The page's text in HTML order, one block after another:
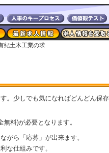
紀土木工業の求
。少しでも気になればどんどん保
料)が必要となります。
がら「応募」が出来ます。
な仕組みです。